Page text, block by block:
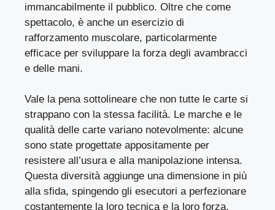
immancabilmente il pubblico. Oltre che come
spettacolo, è anche un esercizio di
rafforzamento muscolare, particolarmente
efficace per sviluppare la forza degli avambracci
e delle mani.
Vale la pena sottolineare che non tutte le carte si
strappano con la stessa facilità. Le marche e le
qualità delle carte variano notevolmente: alcune
sono state progettate appositamente per
resistere all’usura e alla manipolazione intensa.
Questa diversità aggiunge una dimensione in più
alla sfida, spingendo gli esecutori a perfezionare
costantemente la loro tecnica e la loro forza.